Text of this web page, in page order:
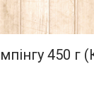
450 г